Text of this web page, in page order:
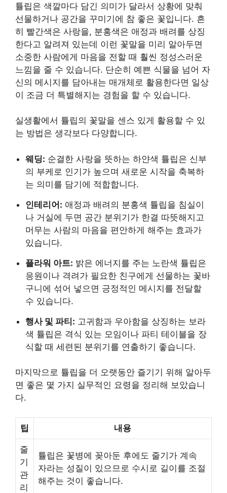
튤립은 색깔마다 담긴 의미가 달라서 상황에 맞춰
선물하거나 공간을 꾸미기에 참 좋은 꽃입니다. 흔
히 빨간색은 사랑을, 분홍색은 애정과 배려를 상징
한다고 알려져 있는데 이런 꽃말을 미리 알아두면
소중한 사람에게 마음을 전할 때 훨씬 정성스러운
느낌을 줄 수 있습니다. 단순히 예쁜 식물을 넘어 자
신의 메시지를 담아내는 매개체로 활용한다면 일상
이 조금 더 특별해지는 경험을 할 수 있습니다.
실생활에서 튤립의 꽃말을 센스 있게 활용할 수 있
는 방법은 생각보다 다양합니다.
웨딩: 순결한 사랑을 뜻하는 하얀색 튤립은 신부
의 부케로 인기가 높으며 새로운 시작을 축복하
는 의미를 담기에 적합합니다.
인테리어: 애정과 배려의 분홍색 튤립을 침실이
나 거실에 두면 공간 분위기가 한결 따뜻해지고
머무는 사람의 마음을 편안하게 해주는 효과가
있습니다.
플라워 아트: 밝은 에너지를 주는 노란색 튤립은
응원이나 격려가 필요한 친구에게 선물하는 꽃바
구니에 섞어 넣으면 긍정적인 메시지를 전달할
수 있습니다.
행사 및 파티: 고귀함과 우아함을 상징하는 보라
색 튤립은 격식 있는 모임이나 파티 테이블을 장
식할 때 세련된 분위기를 연출하기 좋습니다.
마지막으로 튤립을 더 오랫동안 즐기기 위해 알아두
면 좋은 몇 가지 실무적인 요령을 정리해 보았습니
다.
팁 내용
줄
기
관
리
튤립은 꽃병에 꽂아둔 후에도 줄기가 계속
자라는 성질이 있으므로 수시로 길이를 조절
해주는 것이 좋습니다.